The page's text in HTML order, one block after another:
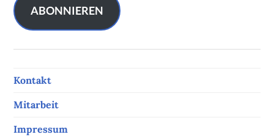
i
l
A
r
s
s
ABONNIEREN
Kontakt
Mitarbeit
Impressum